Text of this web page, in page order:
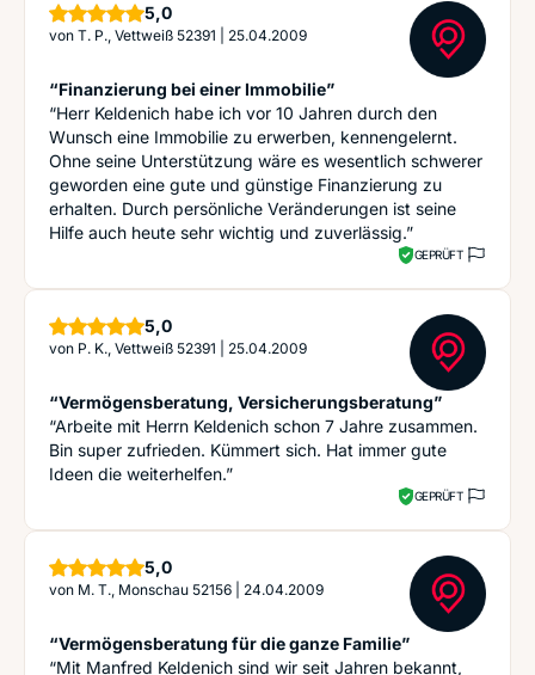
5,0Sterne
von T. P., Vettweiß 52391 25.04.2009
“Finanzierung bei einer Immobilie”
“Herr Keldenich habe ich vor 10 Jahren durch den
Wunsch eine Immobilie zu erwerben, kennengelernt.
Ohne seine Unterstützung wäre es wesentlich schwerer
geworden eine gute und günstige Finanzierung zu
erhalten. Durch persönliche Veränderungen ist seine
Hilfe auch heute sehr wichtig und zuverlässig.”
GEPRÜFT
5,0Sterne
von P. K., Vettweiß 52391 25.04.2009
“Vermögensberatung, Versicherungsberatung”
“Arbeite mit Herrn Keldenich schon 7 Jahre zusammen.
Bin super zufrieden. Kümmert sich. Hat immer gute
Ideen die weiterhelfen.”
GEPRÜFT
5,0Sterne
von M. T., Monschau 52156 24.04.2009
“Vermögensberatung für die ganze Familie”
“Mit Manfred Keldenich sind wir seit Jahren bekannt,